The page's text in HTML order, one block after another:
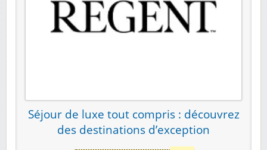
Séjour de luxe tout compris : découvrez
des destinations d’exception